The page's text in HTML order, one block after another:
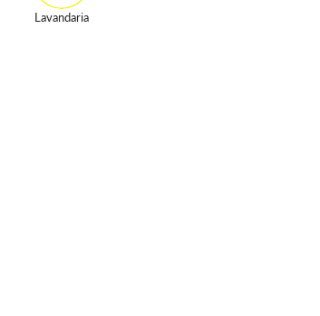
Lavandaria